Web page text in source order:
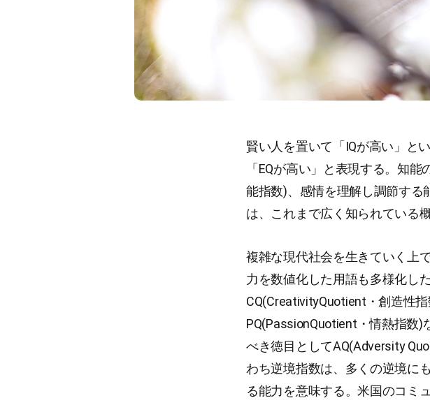
賢い人を置いて「IQが高い」と
「EQが高い」と表現する。知
能指数)、感情を理解し調節する
は、これまで広く知られている
複雑な現代社会を生きていく上
力を数値化した用語も多様化し
CQ(CreativityQuotient・創造性
PQ(PassionQuotient・情熱指数
べき徳目としてAQ(Adversity
わち逆境指数は、多くの逆境に
る能力を意味する。米国のコミ